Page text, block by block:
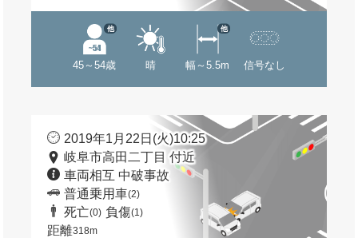
45～54歳
他
晴 幅～5.5m
他
信号なし
2019年1月22日(火)10:25
岐阜市高田二丁目 付近
車両相互 中破事故
普通乗用車(2)
死亡(0) 負傷(1)
距離318m